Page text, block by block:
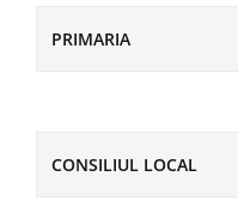
PRIMARIA
CONSILIUL LOCAL